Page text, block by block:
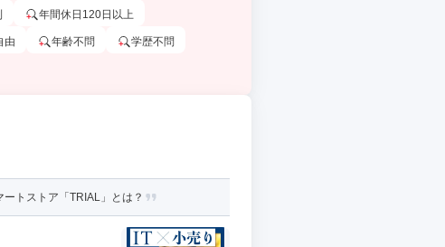
年間休日120日以上
由 年齢不問 学歴不問
トストア「TRIAL」とは？